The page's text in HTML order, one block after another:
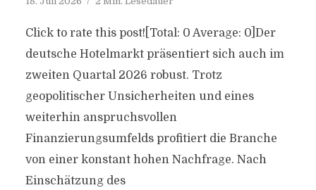
Click to rate this post![Total: 0 Average: 0]Der
deutsche Hotelmarkt präsentiert sich auch im
zweiten Quartal 2026 robust. Trotz
geopolitischer Unsicherheiten und eines
weiterhin anspruchsvollen
Finanzierungsumfelds profitiert die Branche
von einer konstant hohen Nachfrage. Nach
Einschätzung des